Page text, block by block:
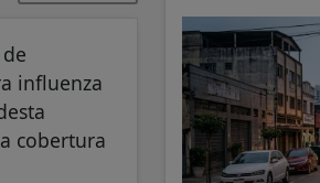
influenza
cobertura